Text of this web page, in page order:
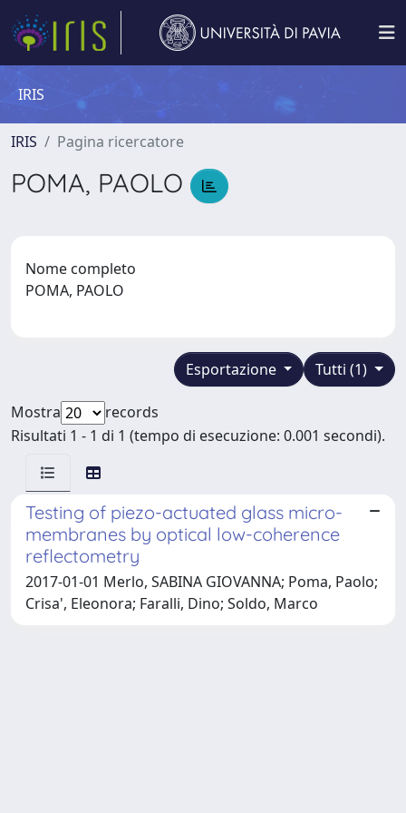
IRIS
IRIS Pagina ricercatore
POMA, PAOLO
Nome completo
POMA, PAOLO
Tutti (1)
Esportazione
Mostra
records
Risultati 1 - 1 di 1 (tempo di esecuzione: 0.001 secondi).
Testing of piezo-actuated glass micro-
membranes by optical low-coherence
reflectometry
2017-01-01 Merlo, SABINA GIOVANNA; Poma, Paolo;
Crisa', Eleonora; Faralli, Dino; Soldo, Marco